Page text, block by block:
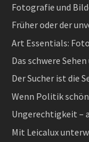
Fotografie und
Früher oder der
Art Essentials:
Das schwere
Der Sucher ist die
Wenn Politik
Ungerechtigkeit –
Mit Leicalux